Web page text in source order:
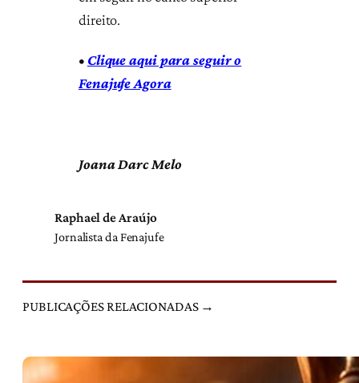
direito.
• Clique aqui para seguir o
Fenajufe Agora
Joana Darc Melo
Raphael de Araújo
Jornalista da Fenajufe
PUBLICAÇÕES RELACIONADAS →